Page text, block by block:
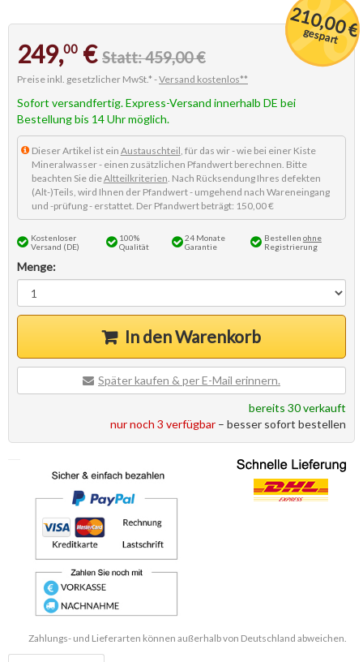
210,00 €
gespart
249,00 € Statt: 459,00 €
Preise inkl. gesetzlicher MwSt.* -Versand kostenlos**
Sofort versandfertig. Express-Versand innerhalb DE bei
Bestellung bis 14 Uhr möglich.
Dieser Artikel ist ein Austauschteil , für das wir - wie bei einer Kiste
Mineralwasser - einen zusätzlichen Pfandwert berechnen. Bitte
beachten Sie dieAltteilkriterien . Nach Rücksendung Ihres defekten
(Alt-)Teils, wird Ihnen der Pfandwert - umgehend nach Wareneingang
und -prüfung - erstattet. Der Pfandwert beträgt: 150,00 €
Kostenloser
Versand (DE)
100%
Qualität
24 Monate
Garantie
Bestellen ohne
Registrierung
Menge:
In den Warenkorb
Später kaufen & per E-Mail erinnern.
bereits 30 verkauft
nur noch 3 verfügbar – besser sofort bestellen
Zahlungs- und Lieferarten können außerhalb von Deutschland abweichen.